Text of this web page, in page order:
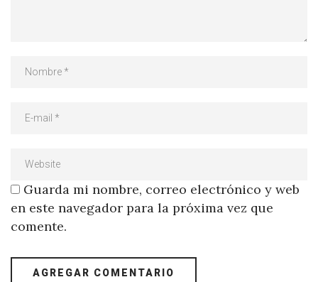
Guarda mi nombre, correo electrónico y web
en este navegador para la próxima vez que
comente.